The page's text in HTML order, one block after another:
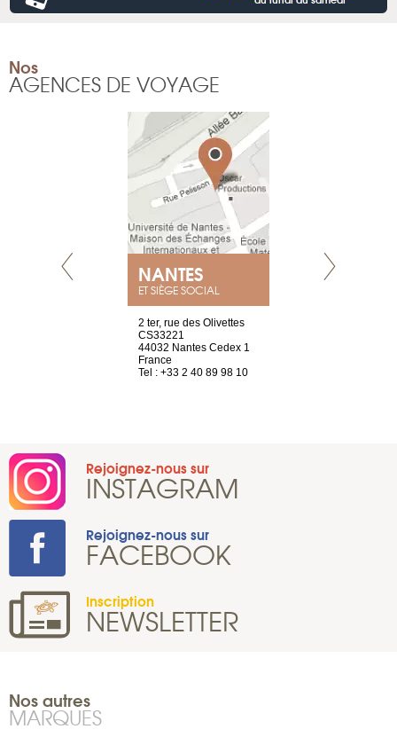
Nos
AGENCES DE VOYAGE
NANTES
ET SIÈGE SOCIAL
2 ter, rue des Olivettes
CS33221
44032 Nantes Cedex 1
France
Tel : +33 2 40 89 98 10
Rejoignez-nous sur
INSTAGRAM
Rejoignez-nous sur
FACEBOOK
Inscription
NEWSLETTER
Nos autres
MARQUES